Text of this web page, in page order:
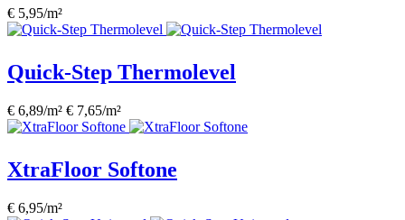
€ 5,95/m²
Quick-Step Thermolevel
€ 6,89/m² € 7,65/m²
XtraFloor Softone
€ 6,95/m²